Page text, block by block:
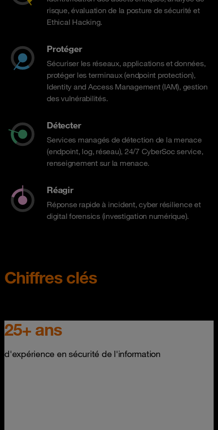
risque, évaluation de la posture de sécurité et
Ethical Hacking.
Protéger
Sécuriser les réseaux, applications et données,
protéger les terminaux (endpoint protection),
Identity and Access Management (IAM), gestion
des vulnérabilités.
Détecter
Services managés de détection de la menace
(endpoint, log, réseau), 24/7 CyberSoc service,
renseignement sur la menace.
Réagir
Réponse rapide à incident, cyber résilience et
digital forensics (investigation numérique).
Chiffres clés
25+ ans
d'expérience en sécurité de l'information